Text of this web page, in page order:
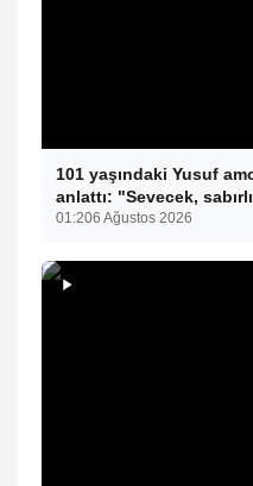
101 yaşındaki Yusuf
anlattı: "Sevecek,
01:206 Ağustos 2026